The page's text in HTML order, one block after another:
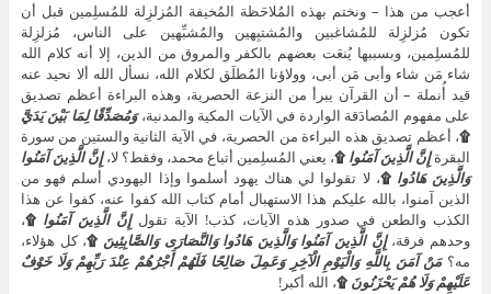
أعجب من هذا – ونختم بهذه المُلاحَظة المُخيفة المُزلزِلة للمُسلِمين قبل أن
تكون مُزلزِلة للمُشاغبين والمُشتبِهين والمُشبِّهين على الناس، مُزلزِلة
للمُسلِمين، وبسببها يُنعَت بعضهم بالكفر والمروق من الدين، إلا أنه كلام الله
شاء مَن شاء وأبى مَن أبى، وولاؤنا المُطلَق لكلام الله، نسأل الله ألا نحيد عنه
قيد أُنملة – أن القرآن يبرأ من النزعة الحصرية، وهذه البراءة أعظم تصديق
على مفهوم المُصادَقة الواردة في الآيات المكية والمدنية،وَمُصَدِّقًا لِمَا بَيْنَ يَدَيَّ
۩، أعظم تصديق هذه البراءة من الحصرية، في الآية الثانية والستين من سورة
البقرةإِنَّ الَّذِينَ آمَنُوا ۩، يعني المُسلِمين أتباع محمد، وفقط؟ لا،إِنَّ الَّذِينَ آمَنُوا
وَالَّذِينَ هَادُوا۩، لا تقولوا لي هناك يهود أسلموا وإذا اليهودي أسلم فهو من
الذين آمنوا، بالله عليكم هذا الاستهبال أمام كتاب الله كفوا عنه، كفوا عن هذا
الكذب والطعن في صدور هذه الآيات، كذب! الآية تقول إِنَّ الَّذِينَ آمَنُوا۩،
وحدهم فرقة، إِنَّ الَّذِينَ آمَنُوا وَالَّذِينَ هَادُوا وَالنَّصَارَى وَالصَّابِئِينَ ۩، كل هؤلاء،
مه؟ مَنْ آمَنَ بِاللَّهِ وَالْيَوْمِ الْآخِرِ وَعَمِلَ صَالِحًا فَلَهُمْ أَجْرُهُمْ عِنْدَ رَبِّهِمْ وَلَا خَوْفٌ
عَلَيْهِمْ وَلَا هُمْ يَحْزَنُونَ ۩، الله أكبر!